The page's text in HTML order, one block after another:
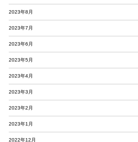
2023年8月
2023年7月
2023年6月
2023年5月
2023年4月
2023年3月
2023年2月
2023年1月
2022年12月